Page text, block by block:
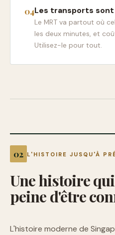
Les transports sont
Le MRT va partout où
les deux minutes, et
Utilisez-le pour tout.
L'HISTOIRE JUSQU'À
Unehistoirequi
peined'être
L'histoire moderne de